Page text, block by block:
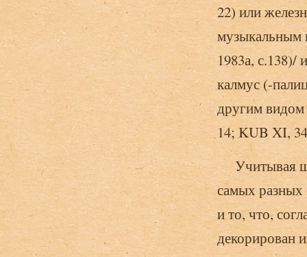
22) или
музыкальным
1983а,
калмус (-
другим
14; KUB XI,
Учитывая
самых разных
и то, что,
декорирован